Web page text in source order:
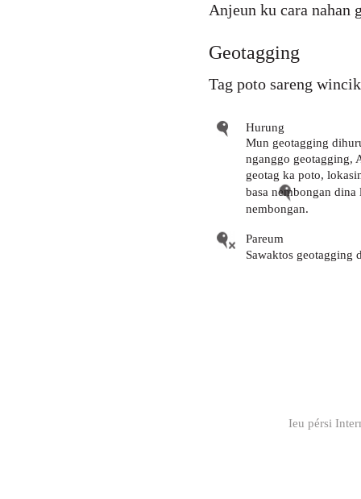
Anjeun ku cara nahan
Geotagging
Tag poto sareng
Hurung
Mun geotagging
nganggo geotagging,
geotag ka poto,
basa nembongan
nembongan.
Pareum
Sawaktos geotagging
Ieu pérsi